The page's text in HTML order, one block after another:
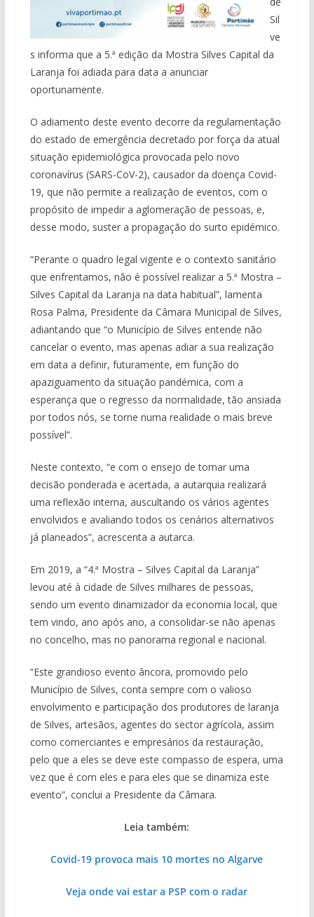
Sil
ve
s informa que a 5.ª edição da Mostra Silves Capital da
Laranja foi adiada para data a anunciar
oportunamente.
O adiamento deste evento decorre da regulamentação
do estado de emergência decretado por força da atual
situação epidemiológica provocada pelo novo
coronavírus (SARS-CoV-2), causador da doença Covid-
19, que não permite a realização de eventos, com o
propósito de impedir a aglomeração de pessoas, e,
desse modo, suster a propagação do surto epidémico.
“Perante o quadro legal vigente e o contexto sanitário
que enfrentamos, não é possível realizar a 5.ª Mostra –
Silves Capital da Laranja na data habitual”, lamenta
Rosa Palma, Presidente da Câmara Municipal de Silves,
adiantando que “o Município de Silves entende não
cancelar o evento, mas apenas adiar a sua realização
em data a definir, futuramente, em função do
apaziguamento da situação pandémica, com a
esperança que o regresso da normalidade, tão ansiada
por todos nós, se torne numa realidade o mais breve
possível”.
Neste contexto, “e com o ensejo de tomar uma
decisão ponderada e acertada, a autarquia realizará
uma reflexão interna, auscultando os vários agentes
envolvidos e avaliando todos os cenários alternativos
já planeados”, acrescenta a autarca.
Em 2019, a “4.ª Mostra – Silves Capital da Laranja”
levou até à cidade de Silves milhares de pessoas,
sendo um evento dinamizador da economia local, que
tem vindo, ano após ano, a consolidar-se não apenas
no concelho, mas no panorama regional e nacional.
“Este grandioso evento âncora, promovido pelo
Município de Silves, conta sempre com o valioso
envolvimento e participação dos produtores de laranja
de Silves, artesãos, agentes do sector agrícola, assim
como comerciantes e empresários da restauração,
pelo que a eles se deve este compasso de espera, uma
vez que é com eles e para eles que se dinamiza este
evento”, conclui a Presidente da Câmara.
Leia também:
Covid-19 provoca mais 10 mortes no Algarve
Veja onde vai estar a PSP com o radar